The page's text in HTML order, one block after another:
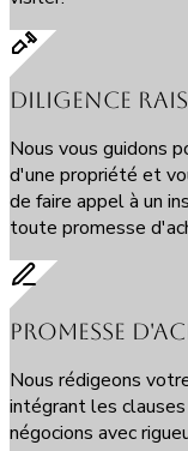
Diligence
Nous vous guidons
d'une propriété et
de faire appel à un
toute promesse
Promesse
Nous rédigeons
intégrant les
négocions avec